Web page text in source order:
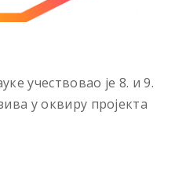
учествовао је 8. и 9.
у оквиру пројекта